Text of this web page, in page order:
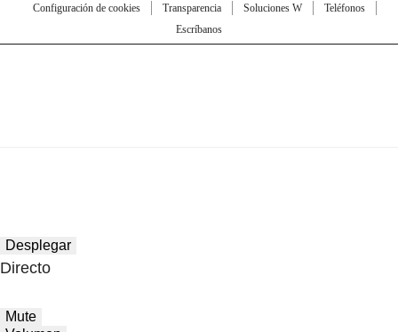
Configuración de cookies
Transparencia Soluciones W
Teléfonos
Escríbanos
Desplegar
Directo
Mute